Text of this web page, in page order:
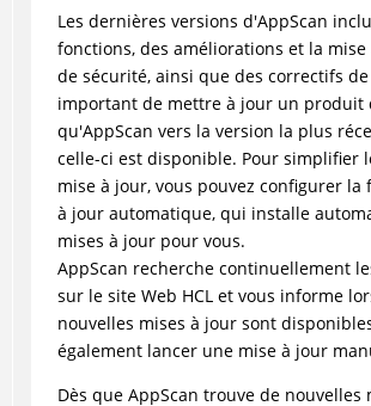
Les dernières versions d'AppScan
fonctions, des améliorations et la
de sécurité, ainsi que des correctifs
important de mettre à jour un produit
qu'AppScan vers la version la plus
celle-ci est disponible. Pour simplifier
mise à jour, vous pouvez configurer la
à jour automatique, qui installe
mises à jour pour vous.
AppScan recherche continuellement
sur le site Web HCLet vous informe
nouvelles mises à jour sont
également lancer une mise à jour
Dès que AppScan trouve de nouvelles